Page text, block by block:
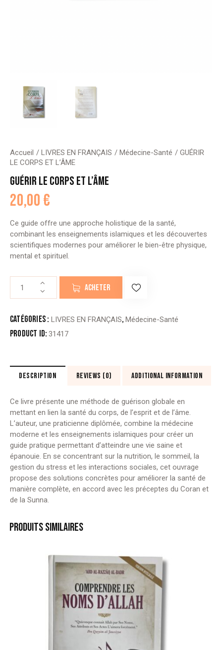
Accueil LIVRES EN FRANÇAIS Médecine-Santé
GUÉRIR
LE CORPS ET L’ÂME
GUÉRIR LE CORPS ET L’ÂME
20,00€
Ce guide offre une approche holistique de la santé,
combinant les enseignements islamiques et les découvertes
scientifiques modernes pour améliorer le bien-être physique,
mental et spirituel.
LE
ET
ACHETER
Catégories : LIVRES EN FRANÇAIS,Médecine-Santé
Product ID:31417
DESCRIPTION REVIEWS (0) ADDITIONAL INFORMATION
Ce livre présente une méthode de guérison globale en
mettant en lien la santé du corps, de l’esprit et de l’âme.
L’auteur, une praticienne diplômée, combine la médecine
moderne et les enseignements islamiques pour créer un
guide pratique permettant d’atteindre une vie saine et
épanouie. En se concentrant sur la nutrition, le sommeil, la
gestion du stress et les interactions sociales, cet ouvrage
propose des solutions concrètes pour améliorer la santé de
manière complète, en accord avec les préceptes du Coran et
de la Sunna.
PRODUITS SIMILAIRES